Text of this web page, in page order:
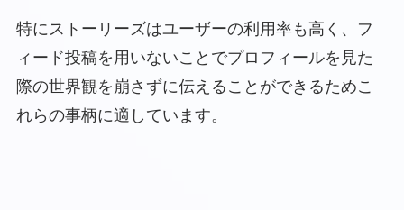
特にストーリーズはユーザーの利用率も高く、フ
ィード投稿を用いないことでプロフィールを見た
際の世界観を崩さずに伝えることができるためこ
れらの事柄に適しています。